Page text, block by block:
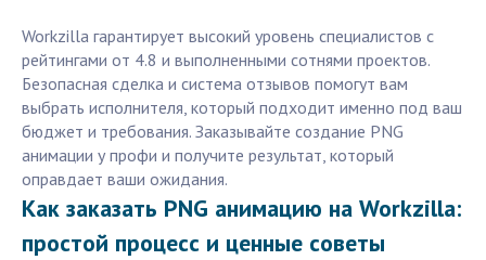
Workzilla гарантирует высокий уровень специалистов с
рейтингами от 4.8 и выполненными сотнями проектов.
Безопасная сделка и система отзывов помогут вам
выбрать исполнителя, который подходит именно под ваш
бюджет и требования. Заказывайте создание PNG
анимации у профи и получите результат, который
оправдает ваши ожидания.
Как заказать PNG анимацию на Workzilla:
простой процесс и ценные советы